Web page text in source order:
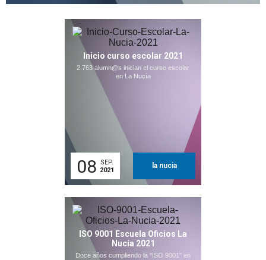
Inicio curso escolar 2021
2.763 alumn@s inician el curso escolar
en La Nucía
08
SEP.
2021
la nucia
ISO 9001 Escuela Oficios La
Nucía 2021
Doce años cumpliendo la "ISO 9001" en